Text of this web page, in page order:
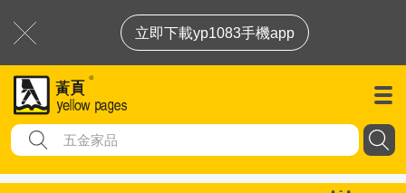
立即下載yp1083手機app